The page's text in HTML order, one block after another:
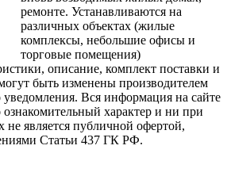
ремонте. Устанавливаются на
различных объектах (жилые
комплексы, небольшие офисы и
торговые помещения)
описание, комплект поставки и
быть изменены производителем
уведомления. Вся информация на сайте
характер и ни при
не является публичной офертой,
Статьи 437 ГК РФ.